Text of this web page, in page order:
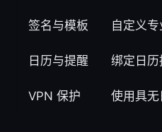
签名与模板 自定义
日历与提醒 绑定日
VPN 保护 使用具